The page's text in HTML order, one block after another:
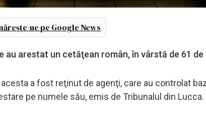
ne pe Google News
arestat un cetăţean român, în vârstă de 61 de
a fost reţinut de agenţi, care au controlat
pe numele său, emis de Tribunalul din Lucca.